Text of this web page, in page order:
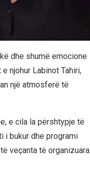
dhe shumë emocione
njohur Labinot Tahiri,
një atmosferë të
e cila la përshtypje të
i bukur dhe programi
veçanta të organizuara